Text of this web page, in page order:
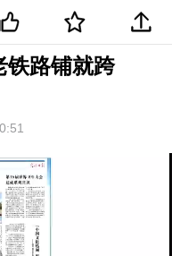
铁路铺就跨